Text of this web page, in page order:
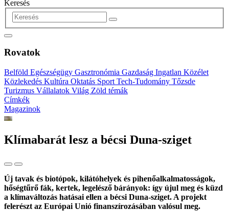
Keresés
Rovatok
Belföld Egészségügy Gasztronómia Gazdaság Ingatlan Közélet
Közlekedés Kultúra Oktatás Sport Tech-Tudomány Tőzsde
Turizmus Vállalatok Világ Zöld témák
Címkék
Magazinok
Klímabarát lesz a bécsi Duna-sziget
Új tavak és biotópok, kilátóhelyek és pihenőalkalmatosságok,
hőségtűrő fák, kertek, legelésző bárányok: így újul meg és küzd
a klímaváltozás hatásai ellen a bécsi Duna-sziget. A projekt
felerészt az Európai Unió finanszírozásában valósul meg.